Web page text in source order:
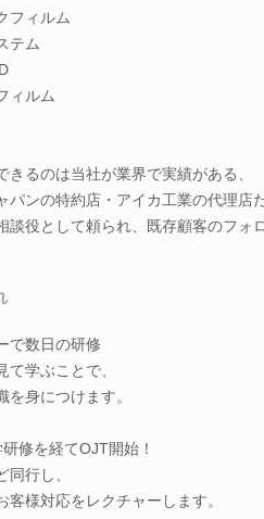
フィルム
テム
ィルム
きるのは当社が業界で実績がある、
パンの特約店・アイカ工業の代理店
談役として頼られ、既存顧客のフォ
で数日の研修
て学ぶことで、
を身につけます。
修を経てOJT開始！
同行し、
客様対応をレクチャーします。